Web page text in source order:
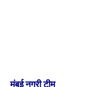
मुंबई नगरी टीम